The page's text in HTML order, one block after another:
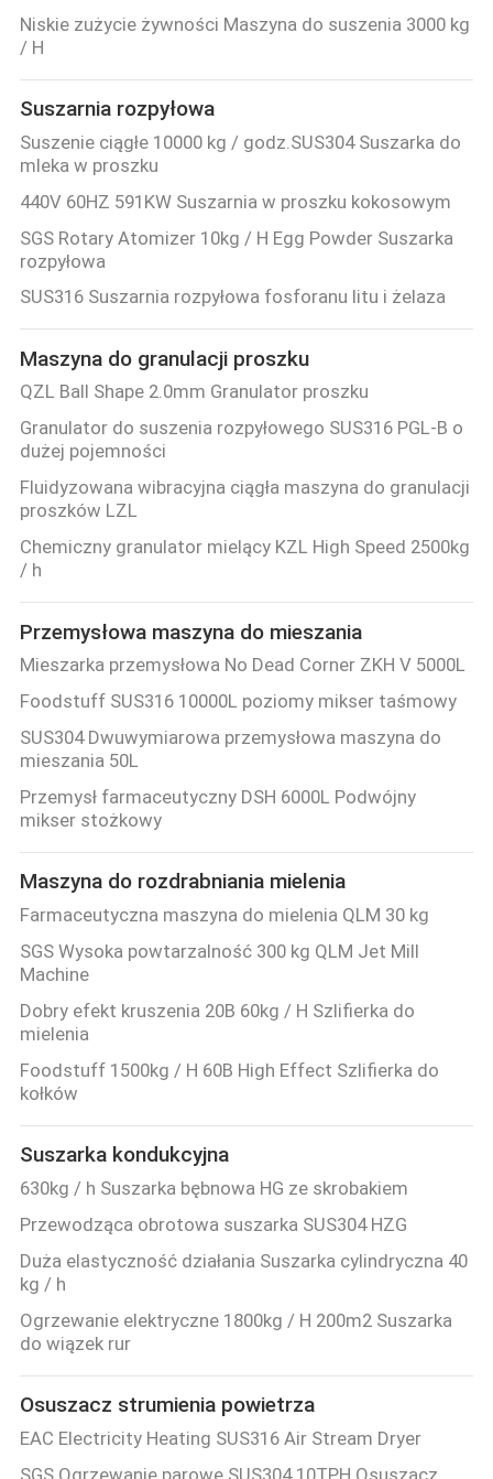
SITEMAP
PRIVACY
POLICY
Niskie zużycie żywności Maszyna do suszenia 3000 kg
/ H
Suszarnia rozpyłowa
Suszenie ciągłe 10000 kg / godz.SUS304 Suszarka do
mleka w proszku
440V 60HZ 591KW Suszarnia w proszku kokosowym
SGS Rotary Atomizer 10kg / H Egg Powder Suszarka
rozpyłowa
SUS316 Suszarnia rozpyłowa fosforanu litu i żelaza
Maszyna do granulacji proszku
QZL Ball Shape 2.0mm Granulator proszku
Granulator do suszenia rozpyłowego SUS316 PGL-B o
dużej pojemności
Fluidyzowana wibracyjna ciągła maszyna do granulacji
proszków LZL
Chemiczny granulator mielący KZL High Speed ​​2500kg
/ h
Przemysłowa maszyna do mieszania
Mieszarka przemysłowa No Dead Corner ZKH V 5000L
Foodstuff SUS316 10000L poziomy mikser taśmowy
SUS304 Dwuwymiarowa przemysłowa maszyna do
mieszania 50L
Przemysł farmaceutyczny DSH 6000L Podwójny
mikser stożkowy
Maszyna do rozdrabniania mielenia
Farmaceutyczna maszyna do mielenia QLM 30 kg
SGS Wysoka powtarzalność 300 kg QLM Jet Mill
Machine
Dobry efekt kruszenia 20B 60kg / H Szlifierka do
mielenia
Foodstuff 1500kg / H 60B High Effect Szlifierka do
kołków
Suszarka kondukcyjna
630kg / h Suszarka bębnowa HG ze skrobakiem
Przewodząca obrotowa suszarka SUS304 HZG
Duża elastyczność działania Suszarka cylindryczna 40
kg / h
Ogrzewanie elektryczne 1800kg / H 200m2 Suszarka
do wiązek rur
Osuszacz strumienia powietrza
EAC Electricity Heating SUS316 Air Stream Dryer
SGS Ogrzewanie parowe SUS304 10TPH Osuszacz